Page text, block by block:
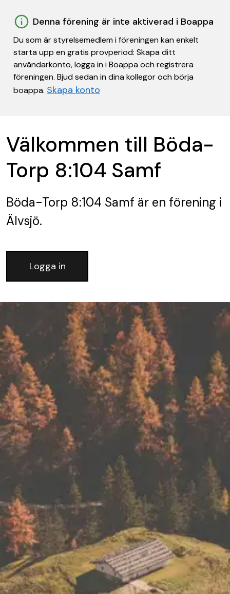
Denna förening är inte aktiverad i Boappa
Du som är styrelsemedlem i föreningen kan enkelt
starta upp en gratis provperiod: Skapa ditt
användarkonto, logga in i Boappa och registrera
föreningen. Bjud sedan in dina kollegor och börja
boappa. Skapa konto
Välkommen till Böda-
Torp 8:104 Samf
Böda-Torp 8:104 Samf är en förening i
Älvsjö.
Logga in